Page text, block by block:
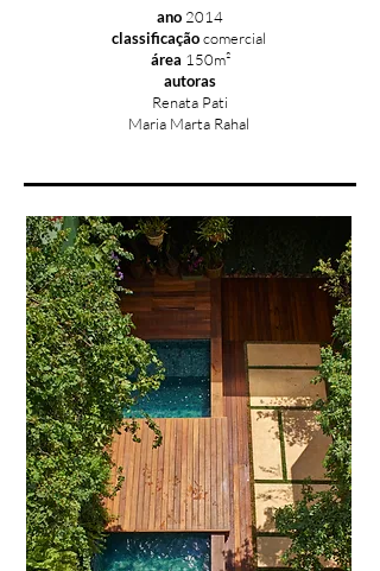
ano 2014
classificaçãocomercial
área 150m²
autoras
Renata Pati
Maria Marta Rahal